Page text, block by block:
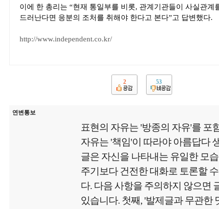
이에 한 총리는 “현재 통일부를 비롯, 관계기관들이 사실관계
드러난다면 응분의 조처를 취해야 한다고 본다”고 답변했다.
http://www.independent.co.kr/
2 53
연변통보
표현의 자유는 '방종의 자유'를 포
자유는 '책임'이 따라야 아름답다
글은 자신을 나타내는 유일한 모
주기보다 건전한 대화로 토론할
다. 다음 사항을 주의하지 않으면
있습니다. 첫째, '발제글과 무관한